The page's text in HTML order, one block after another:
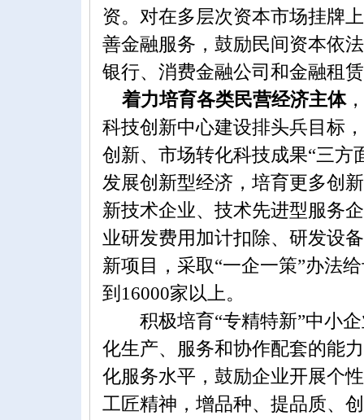
资。对在多层次资本市场挂牌
善金融服务，鼓励民间资本依
银行、消费金融公司和金融租
着力培育各类民营经济主体
科技创新中心建设排头兵目标
创新、市场转化科技成果“三方
发展创新型经济，培育更多创
新技术企业、技术先进型服务
业研发费用加计扣除、研发设
新项目，采取“一企一策”办法
到16000家以上。
积极培育“专精特新”中小企
化生产、服务和协作配套的能
化服务水平，鼓励企业开展个
工匠精神，增品种、提品质、